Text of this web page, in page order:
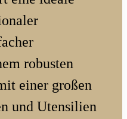
robusten
einer großen
und Utensilien